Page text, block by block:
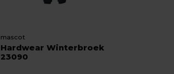
mascot
Hardwear Winterbroek
23090